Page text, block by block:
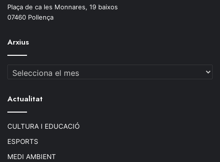
Plaça de ca les Monnares, 19 baixos
07460 Pollença
Arxius
Arxius
Actualitat
CULTURA I EDUCACIÓ
ESPORTS
MEDI AMBIENT